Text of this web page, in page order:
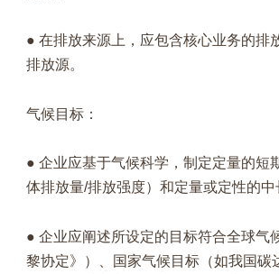
● 在排放来源上，应包含核心业务的排
排放源。
气候目标：
● 企业应基于气候科学，制定定量的短
体排放量/排放强度）和定量或定性的中
● 企业应阐述所设定的目标符合全球气
黎协定》）、国家气候目标（如我国碳